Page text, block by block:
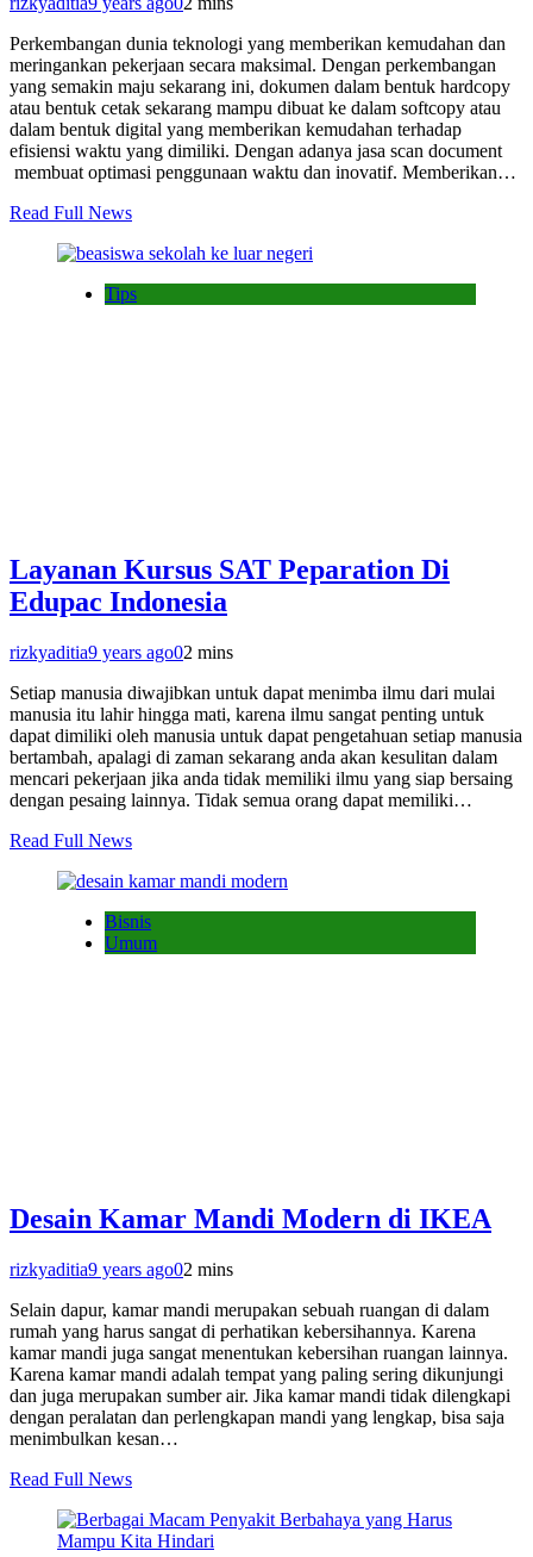
Perkembangan dunia teknologi yang memberikan kemudahan dan
meringankan pekerjaan secara maksimal. Dengan perkembangan
yang semakin maju sekarang ini, dokumen dalam bentuk hardcopy
atau bentuk cetak sekarang mampu dibuat ke dalam softcopy atau
dalam bentuk digital yang memberikan kemudahan terhadap
efisiensi waktu yang dimiliki. Dengan adanya jasa scan document
membuat optimasi penggunaan waktu dan inovatif. Memberikan…
Read Full News
Tips
Layanan Kursus SAT Peparation Di
Edupac Indonesia
rizkyaditia9 years ago02 mins
Setiap manusia diwajibkan untuk dapat menimba ilmu dari mulai
manusia itu lahir hingga mati, karena ilmu sangat penting untuk
dapat dimiliki oleh manusia untuk dapat pengetahuan setiap manusia
bertambah, apalagi di zaman sekarang anda akan kesulitan dalam
mencari pekerjaan jika anda tidak memiliki ilmu yang siap bersaing
dengan pesaing lainnya. Tidak semua orang dapat memiliki…
Read Full News
Bisnis
Umum
Desain Kamar Mandi Modern di IKEA
rizkyaditia9 years ago02 mins
Selain dapur, kamar mandi merupakan sebuah ruangan di dalam
rumah yang harus sangat di perhatikan kebersihannya. Karena
kamar mandi juga sangat menentukan kebersihan ruangan lainnya.
Karena kamar mandi adalah tempat yang paling sering dikunjungi
dan juga merupakan sumber air. Jika kamar mandi tidak dilengkapi
dengan peralatan dan perlengkapan mandi yang lengkap, bisa saja
menimbulkan kesan…
Read Full News